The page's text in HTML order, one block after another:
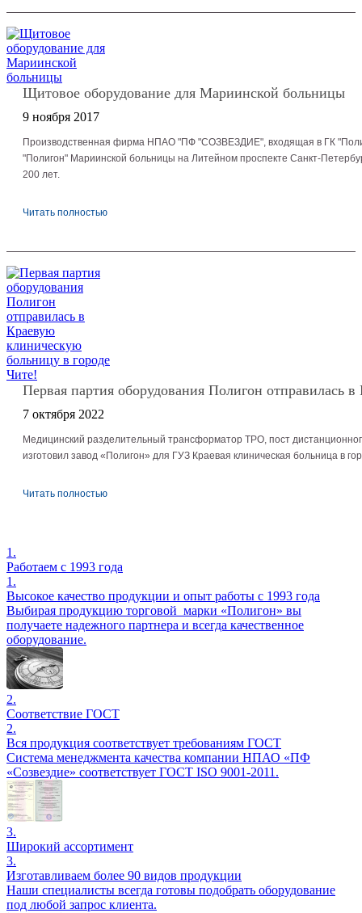
Щитовое оборудование для Мариинской больницы
9 ноября 2017
Производственная фирма НПАО "ПФ "СОЗВЕЗДИЕ", входящая в ГК
"Полигон" Мариинской больницы на Литейном проспекте Санкт-
200 лет.
Читать полностью
Первая партия оборудования Полигон отправилась
7 октября 2022
Медицинский разделительный трансформатор ТРО, пост
изготовил завод «Полигон» для ГУЗ Краевая клиническая больница в
Читать полностью
1.
Работаем с 1993 года
1.
Высокое качество продукции и опыт работы с 1993 года
Выбирая продукцию торговой марки «Полигон» вы
получаете надежного партнера и всегда качественное
оборудование.
2.
Соответствие ГОСТ
2.
Вся продукция соответствует требованиям ГОСТ
Система менеджмента качества компании НПАО «ПФ
«Созвездие» соответствует ГОСТ ISO 9001-2011.
3.
Широкий ассортимент
3.
Изготавливаем более 90 видов продукции
Наши специалисты всегда готовы подобрать оборудование
под любой запрос клиента.